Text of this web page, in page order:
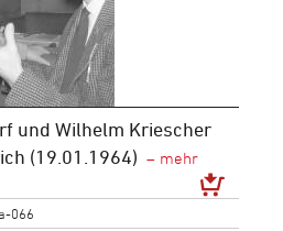
und Wilhelm Kriescher
(19.01.1964)
066